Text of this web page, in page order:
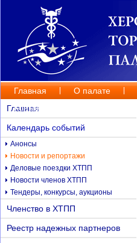
Главная О палате
Контакты
Главная
Календарь событий
Анонсы
Новости и репортажи
Деловые поездки ХТПП
Новости членов ХТПП
Тендеры, конкурсы, аукционы
Членство в ХТПП
Реестр надежных партнеров